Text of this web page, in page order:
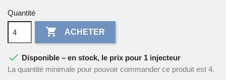
Quantité
 ACHETER
 Disponible – en stock, le prix pour 1 injecteur
La quantité minimale pour pouvoir commander ce produit est 4.